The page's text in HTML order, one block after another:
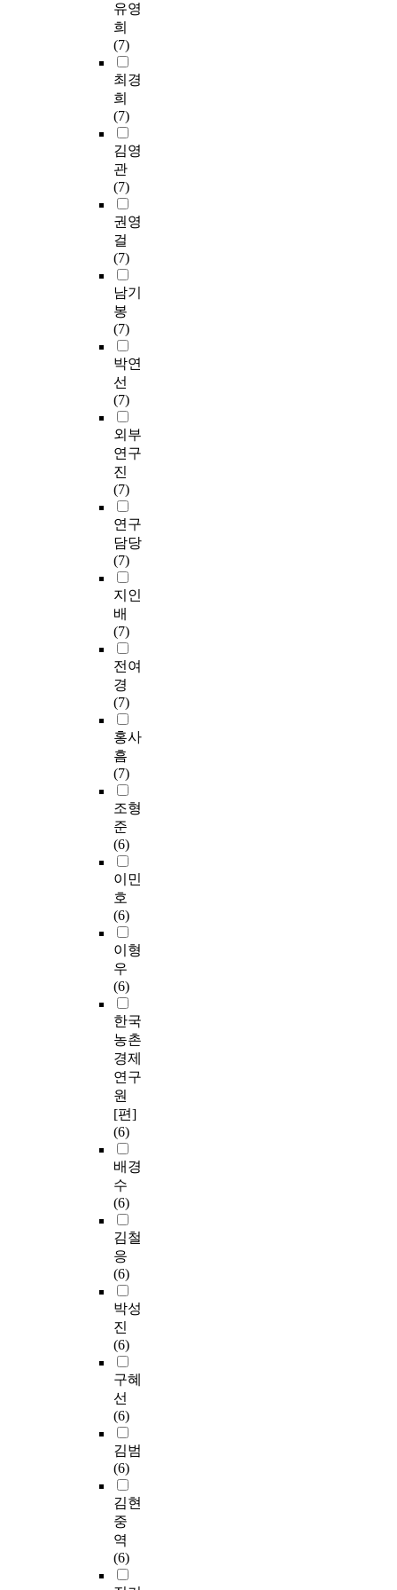
유영
희
(7)
최경
희
(7)
김영
관
(7)
권영
걸
(7)
남기
봉
(7)
박연
선
(7)
외부
연구
진
(7)
연구
담당
(7)
지인
배
(7)
전여
경
(7)
홍사
흠
(7)
조형
준
(6)
이민
호
(6)
이형
우
(6)
한국
농촌
경제
연구
원
[편]
(6)
배경
수
(6)
김철
응
(6)
박성
진
(6)
구혜
선
(6)
김범
(6)
김현
중
역
(6)